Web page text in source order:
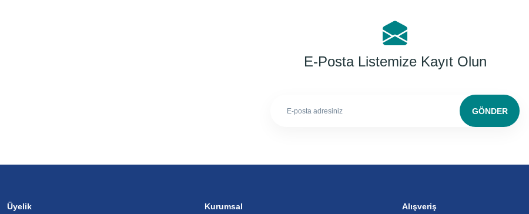
E-Posta Listemize Kayıt Olun
GÖNDER
Üyelik Kurumsal Alışveriş